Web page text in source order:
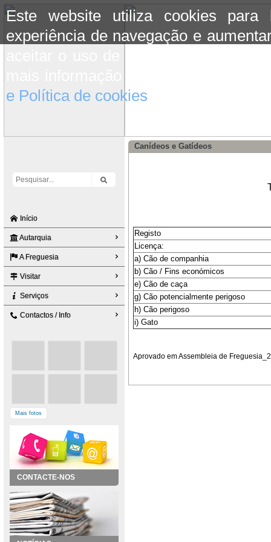
Este website utiliza cookies para
experiência de navegação e
e Política de cookies
Início
Autarquia
A Freguesia
Visitar
Serviços
Contactos / Info
Mais fotos
CONTACTE-NOS
Canídeos e Gatídeos
Registo
Licença:
a) Cão de companhia
b) Cão / Fins económicos
e) Cão de caça
g) Cão potencialmente perigoso
h) Cão perigoso
i) Gato
Aprovado em Assembleia de